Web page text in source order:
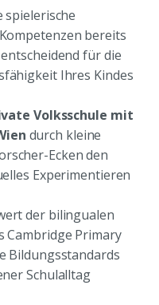
spielerische
bereits
für die
Ihres Kindes
Volksschule mit
durch kleine
Ecken den
Experimentieren
der bilingualen
Cambridge Primary
Bildungsstandards
Schulalltag